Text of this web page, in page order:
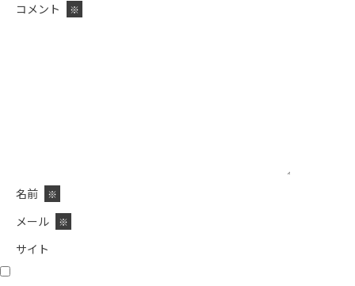
コメント
※
名前 ※
メール ※
サイト